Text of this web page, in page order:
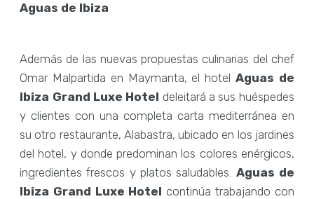
Aguas de Ibiza
Además de las nuevas propuestas culinarias del chef
Omar Malpartida en Maymanta, el hotel Aguas de
Ibiza Grand Luxe Hotel deleitará a sus huéspedes
y clientes con una completa carta mediterránea en
su otro restaurante, Alabastra, ubicado en los jardines
del hotel, y donde predominan los colores enérgicos,
ingredientes frescos y platos saludables. Aguas de
Ibiza Grand Luxe Hotel continúa trabajando con